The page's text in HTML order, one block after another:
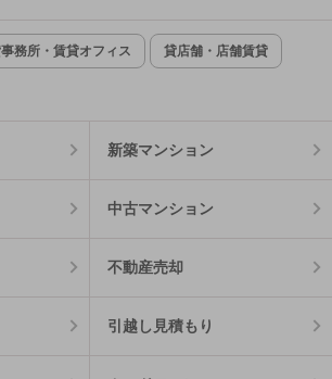
務所・賃貸オフィス 貸店舗・店舗賃貸
新築マンション
中古マンション
不動産売却
引越し見積もり